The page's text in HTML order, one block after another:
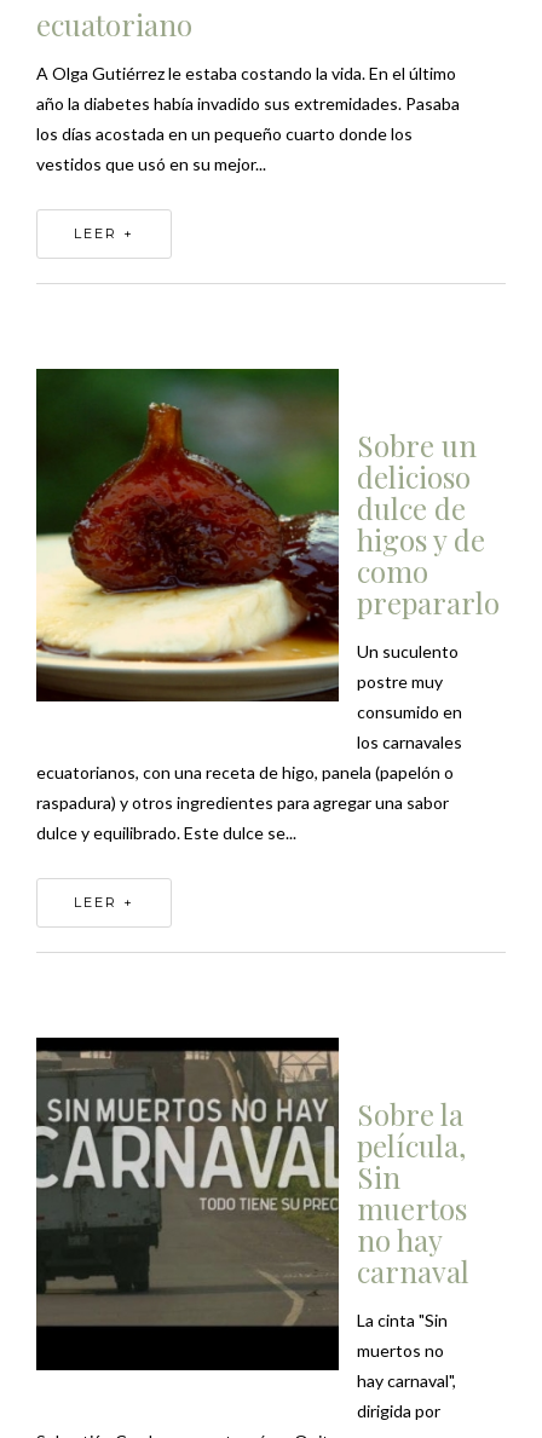
ecuatoriano
A Olga Gutiérrez le estaba costando la vida. En el último
año la diabetes había invadido sus extremidades. Pasaba
los días acostada en un pequeño cuarto donde los
vestidos que usó en su mejor...
LEER +
Sobre un
delicioso
dulce de
higos y de
como
prepararlo
Un suculento
postre muy
consumido en
los carnavales
ecuatorianos, con una receta de higo, panela (papelón o
raspadura) y otros ingredientes para agregar una sabor
dulce y equilibrado. Este dulce se...
LEER +
Sobre la
película,
Sin
muertos
no hay
carnaval
La cinta "Sin
muertos no
hay carnaval",
dirigida por